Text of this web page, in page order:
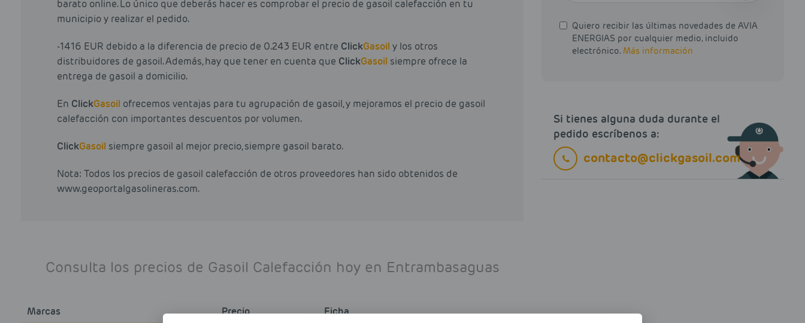
barato online. Lo único que deberás hacer es comprobar el precio de gasoil calefacción en tu
municipio y realizar el pedido.
-1416 EUR debido a la diferencia de precio de 0.243 EUR entre ClickGasoil y los otros
distribuidores de gasoil. Además, hay que tener en cuenta que ClickGasoil siempre ofrece la
entrega de gasoil a domicilio.
En ClickGasoil ofrecemos ventajas para tu agrupación de gasoil, y mejoramos el precio de gasoil
calefacción con importantes descuentos por volumen.
ClickGasoil siempre gasoil al mejor precio, siempre gasoil barato.
Nota: Todos los precios de gasoil calefacción de otros proveedores han sido obtenidos de
www.geoportalgasolineras.com.
Consulta los precios de Gasoil Calefacción hoy en Entrambasaguas
Marcas Precio Ficha
Quiero recibir las últimas novedades de AVIA
ENERGIAS por cualquier medio, incluido
electrónico. Más información
Si tienes alguna duda durante el
pedido escríbenos a:
contacto@clickgasoil.com